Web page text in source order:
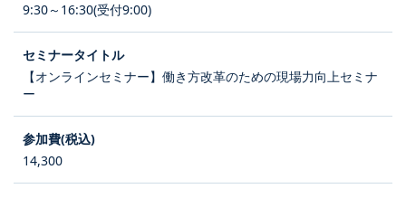
9:30～16:30(受付9:00)
【オンラインセミナー】働き方改革のための現場力向上セミナ
ー
14,300